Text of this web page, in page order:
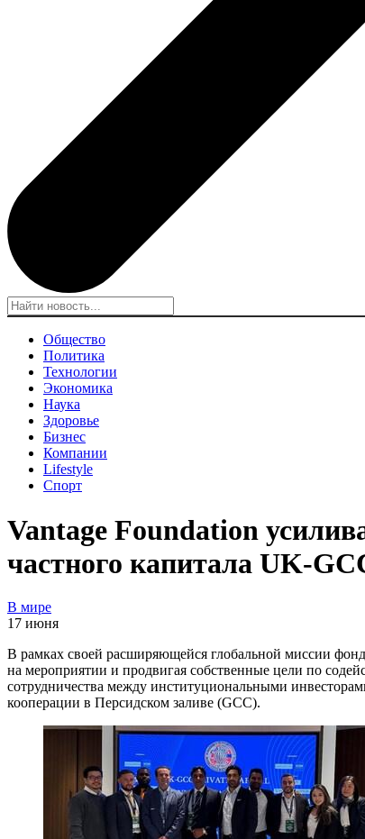
Общество
Политика
Технологии
Экономика
Наука
Здоровье
Бизнес
Компании
Lifestyle
Спорт
Vantage Foundation
частного капитала UK-
В мире
17 июня
В рамках своей расширяющейся глобальной миссии
на мероприятии и продвигая собственные цели по
сотрудничества между институциональными
кооперации в Персидском заливе (GCC).